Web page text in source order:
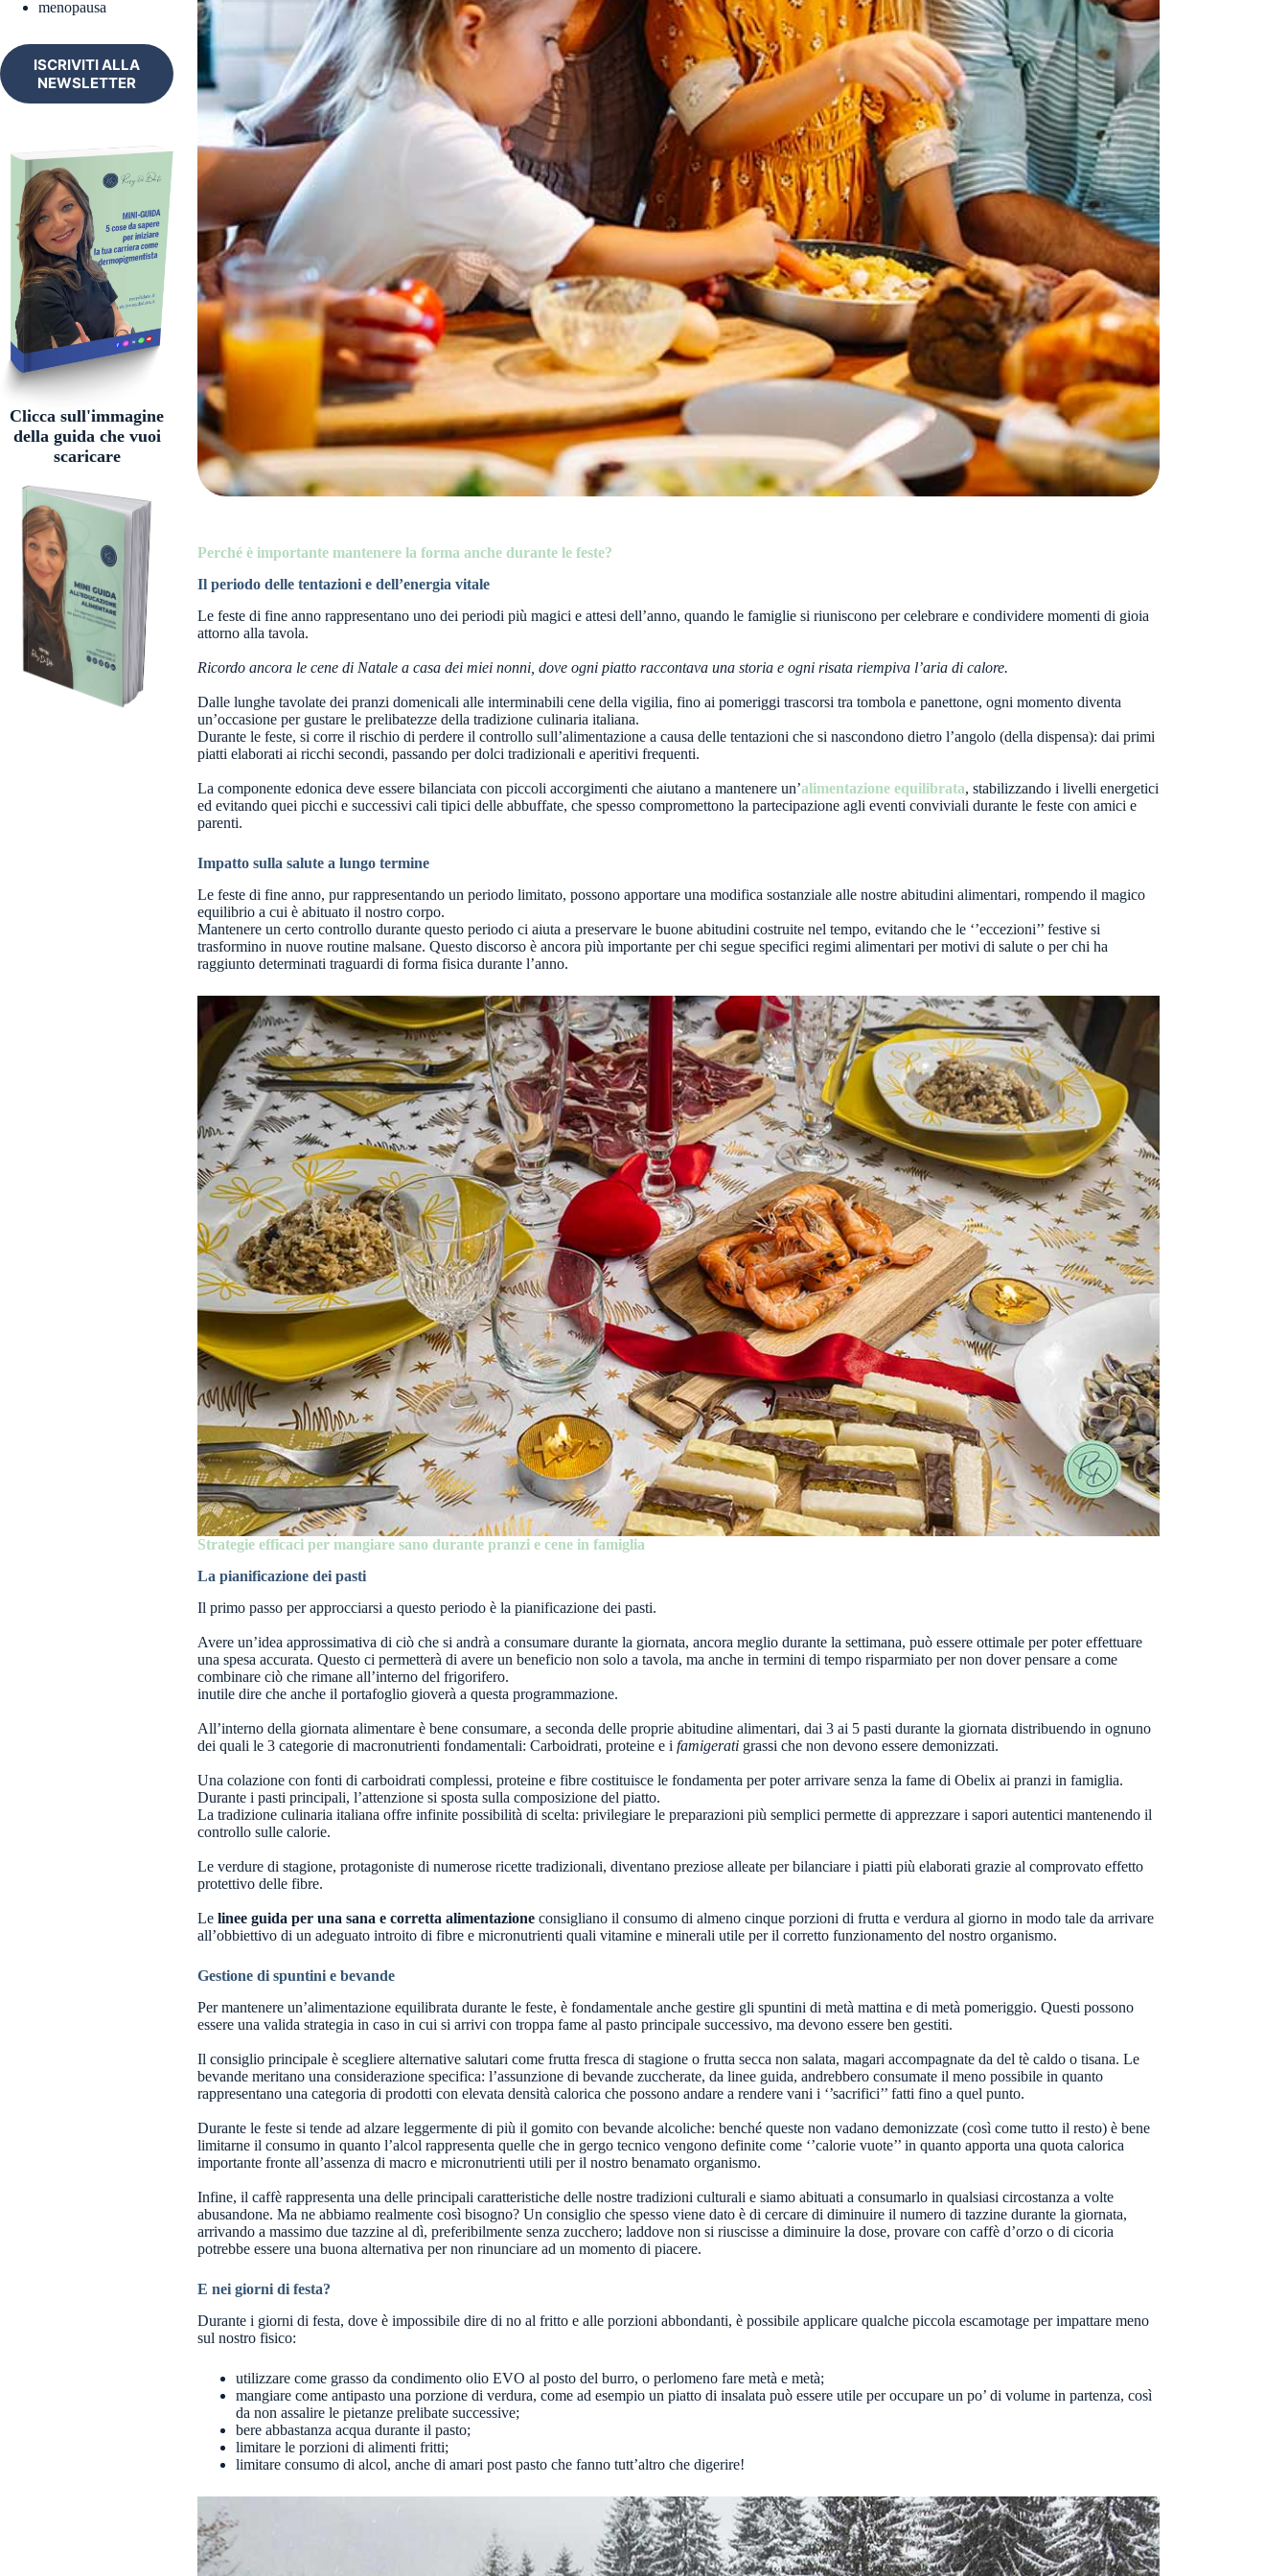
Perché è importante mantenere la forma anche durante le feste?
Il periodo delle tentazioni e dell’energia vitale
Le feste di fine anno rappresentano uno dei periodi più magici e attesi dell’anno, quando le famiglie si riuniscono per celebrare e condividere momenti di gioia
attorno alla tavola.
Ricordo ancora le cene di Natale a casa dei miei nonni, dove ogni piatto raccontava una storia e ogni risata riempiva l’aria di calore.
Dalle lunghe tavolate dei pranzi domenicali alle interminabili cene della vigilia, fino ai pomeriggi trascorsi tra tombola e panettone, ogni momento diventa
un’occasione per gustare le prelibatezze della tradizione culinaria italiana.
Durante le feste, si corre il rischio di perdere il controllo sull’alimentazione a causa delle tentazioni che si nascondono dietro l’angolo (della dispensa): dai primi
piatti elaborati ai ricchi secondi, passando per dolci tradizionali e aperitivi frequenti.
La componente edonica deve essere bilanciata con piccoli accorgimenti che aiutano a mantenere un’alimentazione equilibrata, stabilizzando i livelli energetici
ed evitando quei picchi e successivi cali tipici delle abbuffate, che spesso compromettono la partecipazione agli eventi conviviali durante le feste con amici e
parenti.
Impatto sulla salute a lungo termine
Le feste di fine anno, pur rappresentando un periodo limitato, possono apportare una modifica sostanziale alle nostre abitudini alimentari, rompendo il magico
equilibrio a cui è abituato il nostro corpo.
Mantenere un certo controllo durante questo periodo ci aiuta a preservare le buone abitudini costruite nel tempo, evitando che le ‘’eccezioni’’ festive si
trasformino in nuove routine malsane. Questo discorso è ancora più importante per chi segue specifici regimi alimentari per motivi di salute o per chi ha
raggiunto determinati traguardi di forma fisica durante l’anno.
Strategie efficaci per mangiare sano durante pranzi e cene in famiglia
La pianificazione dei pasti
Il primo passo per approcciarsi a questo periodo è la pianificazione dei pasti.
Avere un’idea approssimativa di ciò che si andrà a consumare durante la giornata, ancora meglio durante la settimana, può essere ottimale per poter effettuare
una spesa accurata. Questo ci permetterà di avere un beneficio non solo a tavola, ma anche in termini di tempo risparmiato per non dover pensare a come
combinare ciò che rimane all’interno del frigorifero.
inutile dire che anche il portafoglio gioverà a questa programmazione.
All’interno della giornata alimentare è bene consumare, a seconda delle proprie abitudine alimentari, dai 3 ai 5 pasti durante la giornata distribuendo in ognuno
dei quali le 3 categorie di macronutrienti fondamentali: Carboidrati, proteine e i famigeratigrassi che non devono essere demonizzati.
Una colazione con fonti di carboidrati complessi, proteine e fibre costituisce le fondamenta per poter arrivare senza la fame di Obelix ai pranzi in famiglia.
Durante i pasti principali, l’attenzione si sposta sulla composizione del piatto.
La tradizione culinaria italiana offre infinite possibilità di scelta: privilegiare le preparazioni più semplici permette di apprezzare i sapori autentici mantenendo il
controllo sulle calorie.
Le verdure di stagione, protagoniste di numerose ricette tradizionali, diventano preziose alleate per bilanciare i piatti più elaborati grazie al comprovato effetto
protettivo delle fibre.
Le linee guida per una sana e corretta alimentazioneconsigliano il consumo di almeno cinque porzioni di frutta e verdura al giorno in modo tale da arrivare
all’obbiettivo di un adeguato introito di fibre e micronutrienti quali vitamine e minerali utile per il corretto funzionamento del nostro organismo.
Gestione di spuntini e bevande
Per mantenere un’alimentazione equilibrata durante le feste, è fondamentale anche gestire gli spuntini di metà mattina e di metà pomeriggio. Questi possono
essere una valida strategia in caso in cui si arrivi con troppa fame al pasto principale successivo, ma devono essere ben gestiti.
Il consiglio principale è scegliere alternative salutari come frutta fresca di stagione o frutta secca non salata, magari accompagnate da del tè caldo o tisana. Le
bevande meritano una considerazione specifica: l’assunzione di bevande zuccherate, da linee guida, andrebbero consumate il meno possibile in quanto
rappresentano una categoria di prodotti con elevata densità calorica che possono andare a rendere vani i ‘’sacrifici’’ fatti fino a quel punto.
Durante le feste si tende ad alzare leggermente di più il gomito con bevande alcoliche: benché queste non vadano demonizzate (così come tutto il resto) è bene
limitarne il consumo in quanto l’alcol rappresenta quelle che in gergo tecnico vengono definite come ‘’calorie vuote’’ in quanto apporta una quota calorica
importante fronte all’assenza di macro e micronutrienti utili per il nostro benamato organismo.
Infine, il caffè rappresenta una delle principali caratteristiche delle nostre tradizioni culturali e siamo abituati a consumarlo in qualsiasi circostanza a volte
abusandone. Ma ne abbiamo realmente così bisogno? Un consiglio che spesso viene dato è di cercare di diminuire il numero di tazzine durante la giornata,
arrivando a massimo due tazzine al dì, preferibilmente senza zucchero; laddove non si riuscisse a diminuire la dose, provare con caffè d’orzo o di cicoria
potrebbe essere una buona alternativa per non rinunciare ad un momento di piacere.
E nei giorni di festa?
Durante i giorni di festa, dove è impossibile dire di no al fritto e alle porzioni abbondanti, è possibile applicare qualche piccola escamotage per impattare meno
sul nostro fisico:
utilizzare come grasso da condimento olio EVO al posto del burro, o perlomeno fare metà e metà;
mangiare come antipasto una porzione di verdura, come ad esempio un piatto di insalata può essere utile per occupare un po’ di volume in partenza, così
da non assalire le pietanze prelibate successive;
bere abbastanza acqua durante il pasto;
limitare le porzioni di alimenti fritti;
limitare consumo di alcol, anche di amari post pasto che fanno tutt’altro che digerire!
menopausa
ISCRIVITI ALLA
NEWSLETTER
Clicca sull'immagine
della guida che vuoi
scaricare